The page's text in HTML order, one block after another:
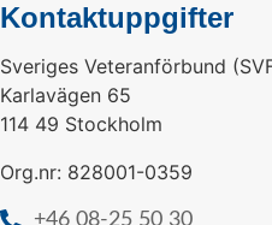
Kontaktuppgifter
Sveriges Veteranförbund
Karlavägen 65
114 49 Stockholm
Org.nr: 828001-0359
+46 08-25 50 30